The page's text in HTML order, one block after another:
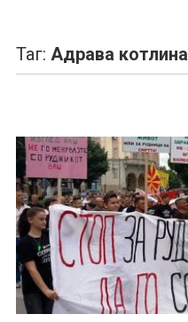
Таг: Адрава котлина